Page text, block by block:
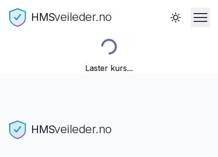
HMSveileder.no
Laster kurs...
HMSveileder.no